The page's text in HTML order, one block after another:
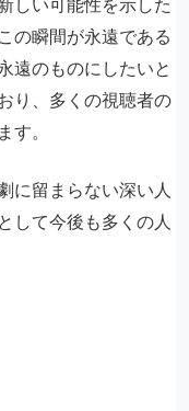
しい可能性を示した
の瞬間が永遠である
遠のものにしたいと
り、多くの視聴者の
す。
に留まらない深い人
して今後も多くの人